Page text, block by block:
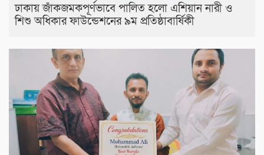
ঢাকায় জাঁকজমকপূর্ণভাবে পালিত হলো এশিয়ান নারী ও
শিশু অধিকার ফাউন্ডেশনের ৯ম প্রতিষ্ঠাবার্ষিকী